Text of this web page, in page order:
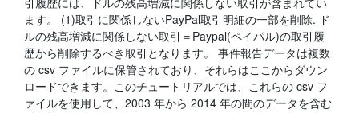
ます。 (1)取引に関係しないPayPal取引明細の一部を削除. ド
ルの残高増減に関係しない取引＝Paypal(ペイパル)の取引履
歴から削除するべき取引となります。 事件報告データは複数
の csv ファイルに保管されており、それらはここからダウン
ロードできます。このチュートリアルでは、これらの csv フ
ァイルを使用して、2003 年から 2014 年の間のデータを含む